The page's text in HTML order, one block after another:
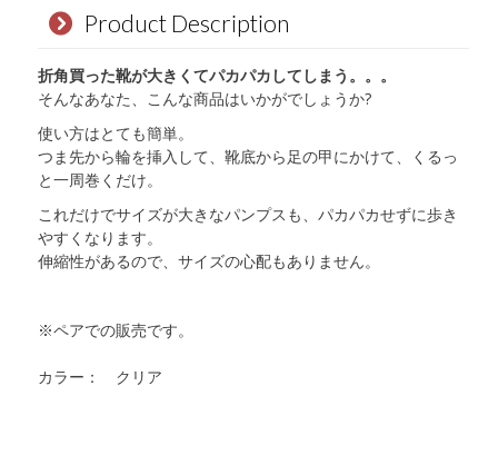
Product Description
折角買った靴が大きくてパカパカしてしまう。。。
そんなあなた、こんな商品はいかがでしょうか?
使い方はとても簡単。
つま先から輪を挿入して、靴底から足の甲にかけて、くるっ
と一周巻くだけ。
これだけでサイズが大きなパンプスも、パカパカせずに歩き
やすくなります。
伸縮性があるので、サイズの心配もありません。
※ペアでの販売です。
カラー： クリア